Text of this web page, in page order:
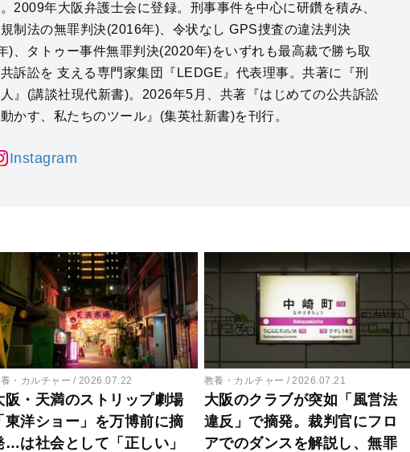
2009年大阪弁護士会に登録。刑事事件を中心に研鑽を積み、
制法の無罪判決(2016年)、令状なし GPS捜査の違法判決
)、タトゥー事件無罪判決(2020年)をいずれも最高裁で勝ち取
訴訟を 支える専門家集団『LEDGE』代表理事。共著に『刑
』(講談社現代新書)。2026年5月、共著『はじめての公共訴訟
かす、私たちのツール』(集英社新書)を刊行。
Instagram
・カルチャー 2026.07.22
阪・天満のストリップ劇場
東洋ショー」を万博前に摘
…は社会として「正しい」
教養・カルチャー 2026.07.21
大阪のクラブが突如「風営法
違反」で摘発。裁判官にフロ
アでのダンスを解説し、無罪